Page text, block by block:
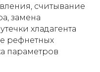
считывание
замена
хладагента
рефнетных
параметров